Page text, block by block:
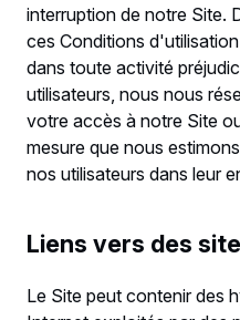
interruption de notre Site.
ces Conditions
dans toute activité
utilisateurs, nous nous
votre accès à notre Site
mesure que nous
nos utilisateurs dans leur
Liens vers des
Le Site peut contenir des